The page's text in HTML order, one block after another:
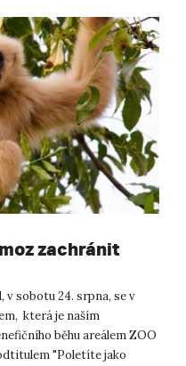
zachránit
sobotu 24. srpna, se v
která je naším
běhu areálem ZOO
"Poletíte jako